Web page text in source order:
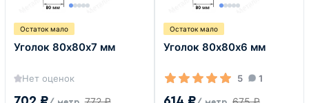
Остаток мало
Уголок 80х80х7 мм
Нет оценок
Остаток мало
Уголок 80х80х6 мм
5 1